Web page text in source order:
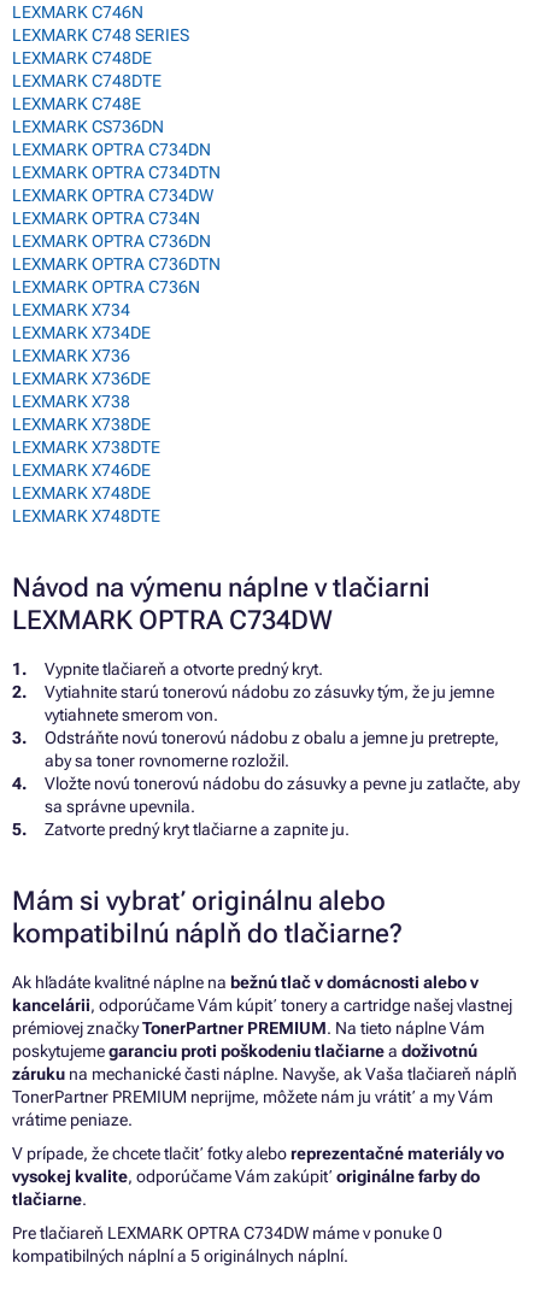
LEXMARK C746N
LEXMARK C748 SERIES
LEXMARK C748DE
LEXMARK C748DTE
LEXMARK C748E
LEXMARK CS736DN
LEXMARK OPTRA C734DN
LEXMARK OPTRA C734DTN
LEXMARK OPTRA C734DW
LEXMARK OPTRA C734N
LEXMARK OPTRA C736DN
LEXMARK OPTRA C736DTN
LEXMARK OPTRA C736N
LEXMARK X734
LEXMARK X734DE
LEXMARK X736
LEXMARK X736DE
LEXMARK X738
LEXMARK X738DE
LEXMARK X738DTE
LEXMARK X746DE
LEXMARK X748DE
LEXMARK X748DTE
Návod na výmenu náplne v tlačiarni
LEXMARK OPTRA C734DW
Vypnite tlačiareň a otvorte predný kryt.
Vytiahnite starú tonerovú nádobu zo zásuvky tým, že ju jemne
vytiahnete smerom von.
Odstráňte novú tonerovú nádobu z obalu a jemne ju pretrepte,
aby sa toner rovnomerne rozložil.
Vložte novú tonerovú nádobu do zásuvky a pevne ju zatlačte, aby
sa správne upevnila.
Zatvorte predný kryt tlačiarne a zapnite ju.
Mám si vybrať originálnu alebo
kompatibilnú náplň do tlačiarne?
Ak hľadáte kvalitné náplne na bežnú tlač v domácnosti alebo v
kancelárii, odporúčame Vám kúpiť tonery a cartridge našej vlastnej
prémiovej značkyTonerPartner PREMIUM. Na tieto náplne Vám
poskytujemegaranciu proti poškodeniu tlačiarnea doživotnú
záruku na mechanické časti náplne. Navyše, ak Vaša tlačiareň náplň
TonerPartner PREMIUM neprijme, môžete nám ju vrátiť a my Vám
vrátime peniaze.
V prípade, že chcete tlačiť fotky aleboreprezentačné materiály vo
vysokej kvalite, odporúčame Vám zakúpiť originálne farby do
tlačiarne.
Pre tlačiareň LEXMARK OPTRA C734DW máme v ponuke 0
kompatibilných náplní a 5 originálnych náplní.